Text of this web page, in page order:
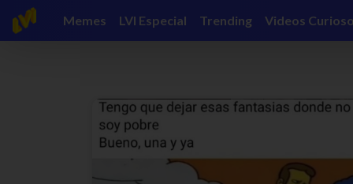
Memes LVI Especial Trending Videos